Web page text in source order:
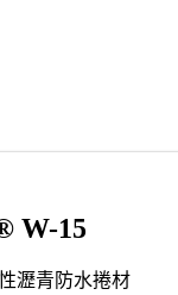
W-15
瀝青防水捲材